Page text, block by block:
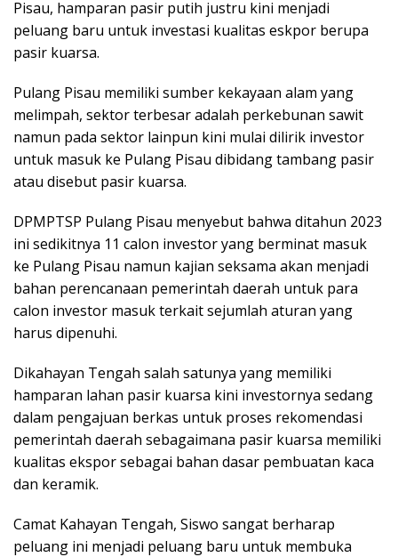
Pisau, hamparan pasir putih justru kini menjadi
peluang baru untuk investasi kualitas eskpor berupa
pasir kuarsa.
Pulang Pisau memiliki sumber kekayaan alam yang
melimpah, sektor terbesar adalah perkebunan sawit
namun pada sektor lainpun kini mulai dilirik investor
untuk masuk ke Pulang Pisau dibidang tambang pasir
atau disebut pasir kuarsa.
DPMPTSP Pulang Pisau menyebut bahwa ditahun 2023
ini sedikitnya 11 calon investor yang berminat masuk
ke Pulang Pisau namun kajian seksama akan menjadi
bahan perencanaan pemerintah daerah untuk para
calon investor masuk terkait sejumlah aturan yang
harus dipenuhi.
Dikahayan Tengah salah satunya yang memiliki
hamparan lahan pasir kuarsa kini investornya sedang
dalam pengajuan berkas untuk proses rekomendasi
pemerintah daerah sebagaimana pasir kuarsa memiliki
kualitas ekspor sebagai bahan dasar pembuatan kaca
dan keramik.
Camat Kahayan Tengah, Siswo sangat berharap
peluang ini menjadi peluang baru untuk membuka